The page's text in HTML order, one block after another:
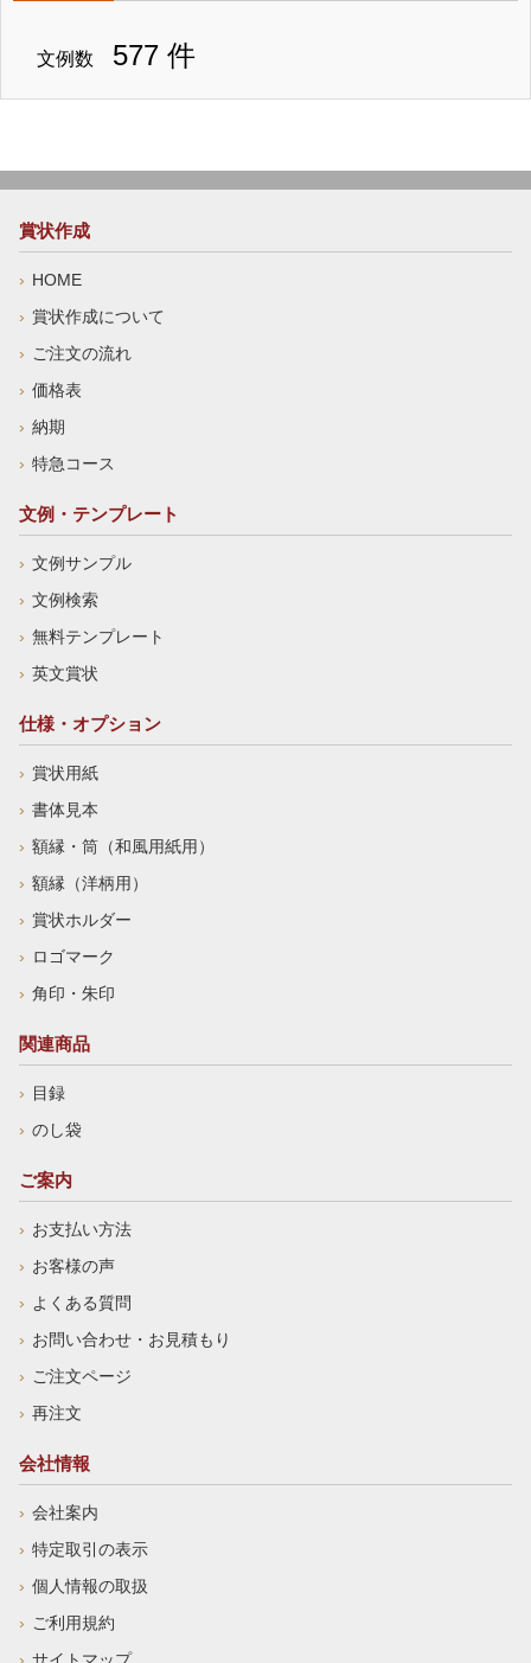
文例数 577 件
賞状作成
HOME
賞状作成について
ご注文の流れ
価格表
納期
特急コース
文例・テンプレート
文例サンプル
文例検索
無料テンプレート
英文賞状
仕様・オプション
賞状用紙
書体見本
額縁・筒（和風用紙用）
額縁（洋柄用）
賞状ホルダー
ロゴマーク
角印・朱印
関連商品
目録
のし袋
ご案内
お支払い方法
お客様の声
よくある質問
お問い合わせ・お見積もり
ご注文ページ
再注文
会社情報
会社案内
特定取引の表示
個人情報の取扱
ご利用規約
サイトマップ